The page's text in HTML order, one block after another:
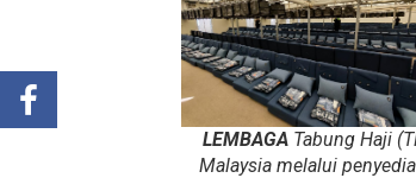
LEMBAGA Tabung Haji
Malaysia melalui